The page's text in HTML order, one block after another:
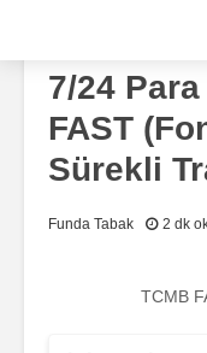
7/24
FAST
Sürekli
Funda Tabak 2 dk
TCMB